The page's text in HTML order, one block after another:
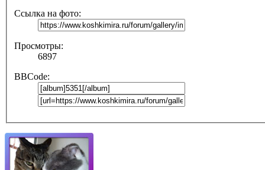
Ссылка на фото:
Просмотры:
6897
BBCode: